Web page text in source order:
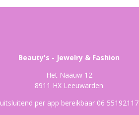
Beauty's - Jewelry & Fashion
Het Naauw 12
8911 HX Leeuwarden
uitsluitend per app bereikbaar 06 55192117